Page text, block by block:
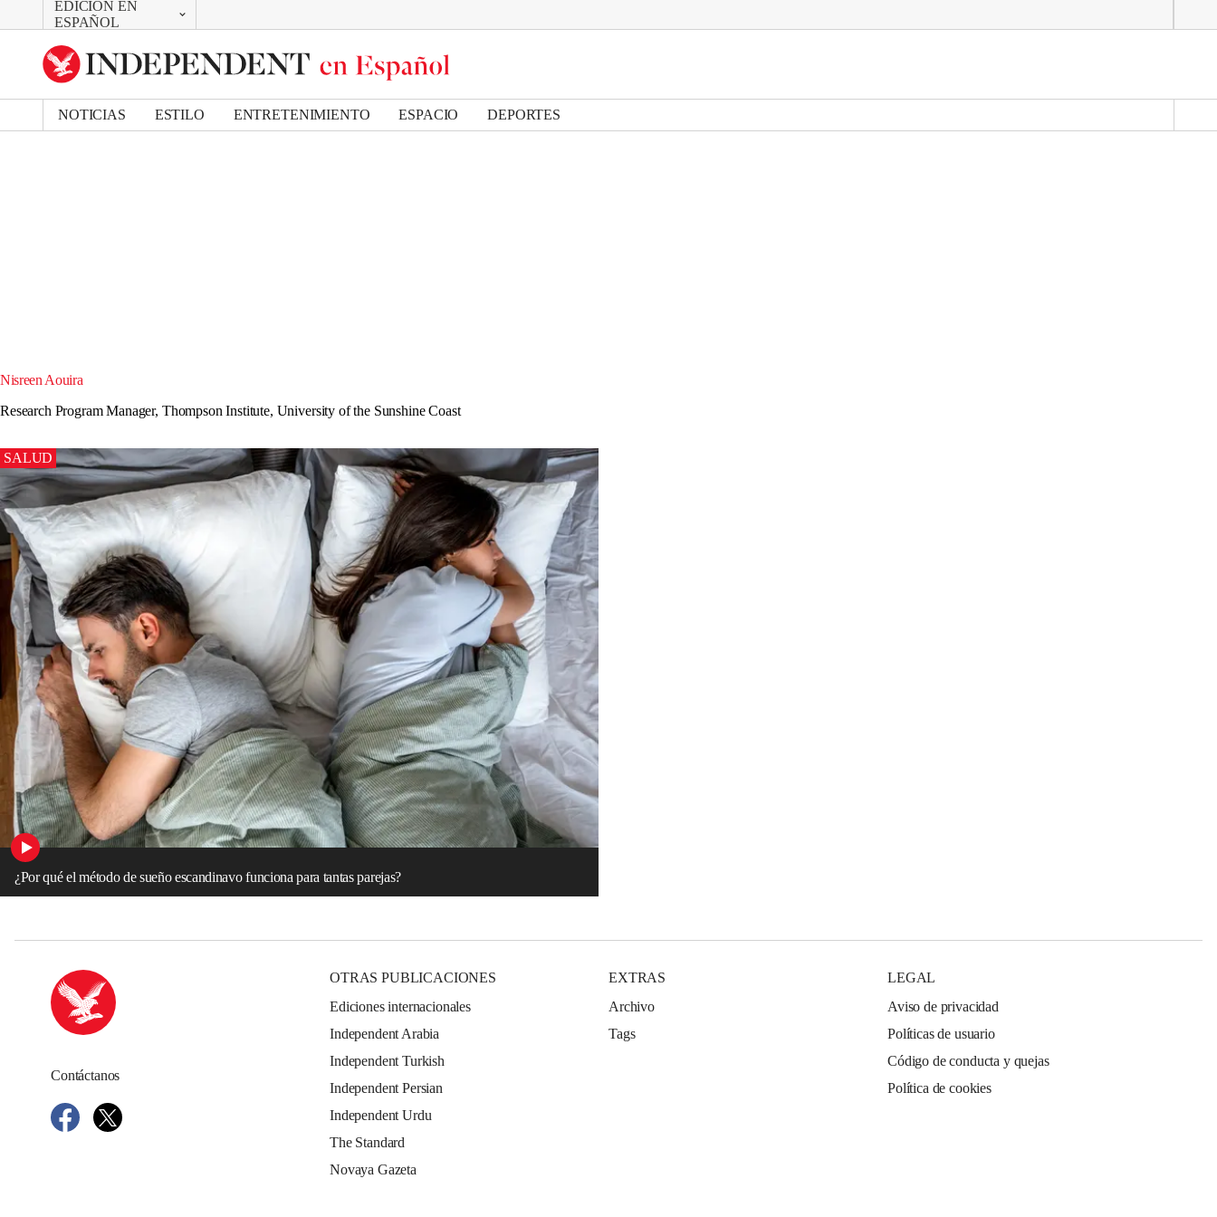
EDICIÓN EN
ESPAÑOL
CAMBIAR
UK Edition
US Edition
NOTICIAS ESTILO ENTRETENIMIENTO ESPACIO DEPORTES
Nisreen Aouira
Research Program Manager, Thompson Institute, University of the Sunshine Coast
SALUD
¿Por qué el método de sueño escandinavo funciona para tantas parejas?
Contáctanos
OTRAS PUBLICACIONES
Ediciones internacionales
Independent Arabia
Independent Turkish
Independent Persian
Independent Urdu
The Standard
Novaya Gazeta
EXTRAS
Archivo
Tags
LEGAL
Aviso de privacidad
Políticas de usuario
Código de conducta y quejas
Política de cookies